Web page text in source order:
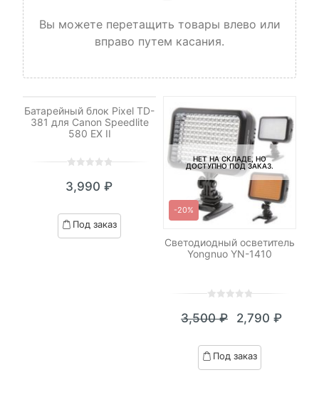
Вы можете перетащить товары влево или
вправо путем касания.
Батарейный блок Pixel TD-
381 для Canon Speedlite
580 EX II
out
based
on
3,990 ₽
Под заказ
НЕТ НА СКЛАДЕ, НО
ДОСТУПНО ПОД ЗАКАЗ.
-20%
Светодиодный осветитель
Yongnuo YN-1410
out
based
on
3,500₽
цена
составляла
2,790 ₽
Текущая
цена:
2,790 ₽.
Под заказ